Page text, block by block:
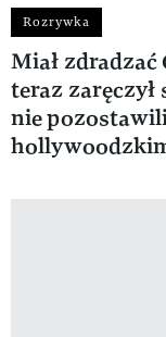
Rozrywka
Miał
teraz
nie